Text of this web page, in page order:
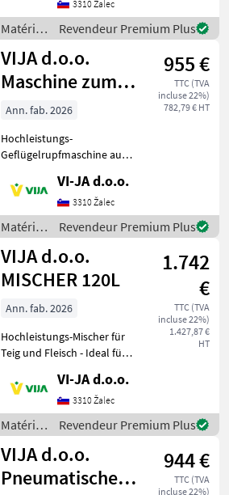
hochwertiges
Sterilisiergerät, das speziell
für die Sterilisation von
Fleisc
3310 Žalec
Matériels
de vente
directe /
VIJA
d.o.o.
Revendeur Premium Plus
VIJA d.o.o.
Maschine zum
Rupfen von
Geflügel HOBY
955 €
TTC (TVA
incluse 22%)
782,79 € HT
Ann. fab. 2026
Hochleistungs-
Geflügelrupfmaschine aus
Geflügelrupfmaschine aus
rostfreiem Material spart
wertvolle Zeit beim Rupfen
großer Mengen Geflügel.
Mit e
VI-JA d.o.o.
3310 Žalec
Matériels
de vente
directe /
VIJA
d.o.o.
Revendeur Premium Plus
VIJA d.o.o.
MISCHER 120L
1.742
€
TTC (TVA
incluse 22%)
1.427,87 €
HT
Ann. fab. 2026
Hochleistungs-Mischer für
Teig und Fleisch - Ideal für
unsere hochwertigen frei
stehenden Mischer, perfekt
geeignet für die profession
VI-JA d.o.o.
3310 Žalec
Matériels
de vente
directe /
VIJA
d.o.o.
Revendeur Premium Plus
VIJA d.o.o.
Pneumatische
944 €
TTC (TVA
incluse 22%)